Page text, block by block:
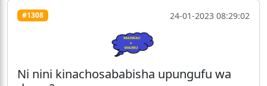
#1308 24-01-2023 08:29:02
Ni nini kinachosababisha upungufu wa